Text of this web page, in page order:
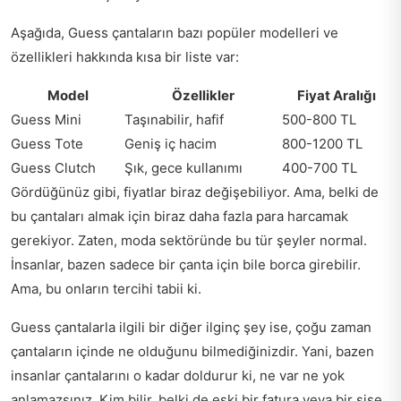
Aşağıda, Guess çantaların bazı popüler modelleri ve
özellikleri hakkında kısa bir liste var:
Model Özellikler
Fiyat Aralığı
Guess Mini
Taşınabilir, hafif
500-800 TL
Guess Tote
Geniş iç hacim
800-1200 TL
Guess Clutch
Şık, gece kullanımı
400-700 TL
Gördüğünüz gibi, fiyatlar biraz değişebiliyor. Ama, belki de
bu çantaları almak için biraz daha fazla para harcamak
gerekiyor. Zaten, moda sektöründe bu tür şeyler normal.
İnsanlar, bazen sadece bir çanta için bile borca girebilir.
Ama, bu onların tercihi tabii ki.
Guess çantalarla ilgili bir diğer ilginç şey ise, çoğu zaman
çantaların içinde ne olduğunu bilmediğinizdir. Yani, bazen
insanlar çantalarını o kadar doldurur ki, ne var ne yok